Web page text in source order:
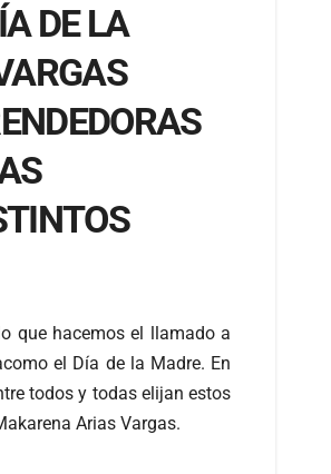
DE LA
que hacemos el llamado a
el Día de la Madre. En
todos y todas elijan estos
Arias Vargas.